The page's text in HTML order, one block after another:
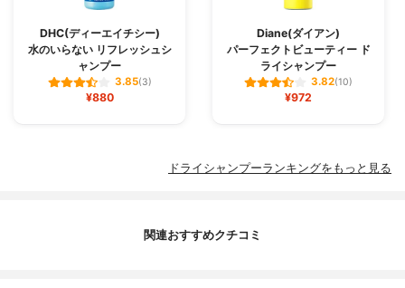
DHC(ディーエイチシー)
水のいらない リフレッシュシ
ャンプー
3.85(3)
¥880
Diane(ダイアン)
パーフェクトビューティー ド
ライシャンプー
3.82(10)
¥972
ドライシャンプーランキングをもっと見る
関連おすすめクチコミ